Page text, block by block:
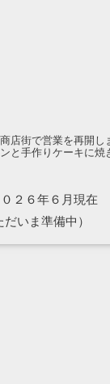
店街で営業を再開し
と手作りケーキに焼
２６年６月現在
いま準備中）